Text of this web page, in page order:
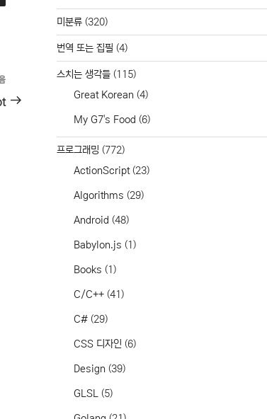
다
음
미분류 (320)
번역 또는 집필 (4)
스치는 생각들 (115)
Great Korean (4)
My G7's Food (6)
프로그래밍 (772)
ActionScript(23)
Algorithms (29)
Android (48)
Babylon.js (1)
Books (1)
C/C++ (41)
C# (29)
CSS 디자인 (6)
Design (39)
GLSL (5)